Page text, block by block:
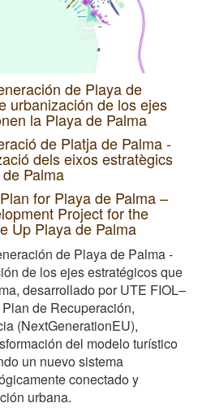
de Playa de
urbanización de los ejes
la Playa de Palma
de Platja de Palma -
dels eixos estratègics
Palma
for Playa de Palma –
Project for the
Up Playa de Palma
de Playa de Palma -
de los ejes estratégicos que
desarrollado por UTE FIOL–
de Recuperación,
(NextGenerationEU),
del modelo turístico
un nuevo sistema
conectado y
urbana.